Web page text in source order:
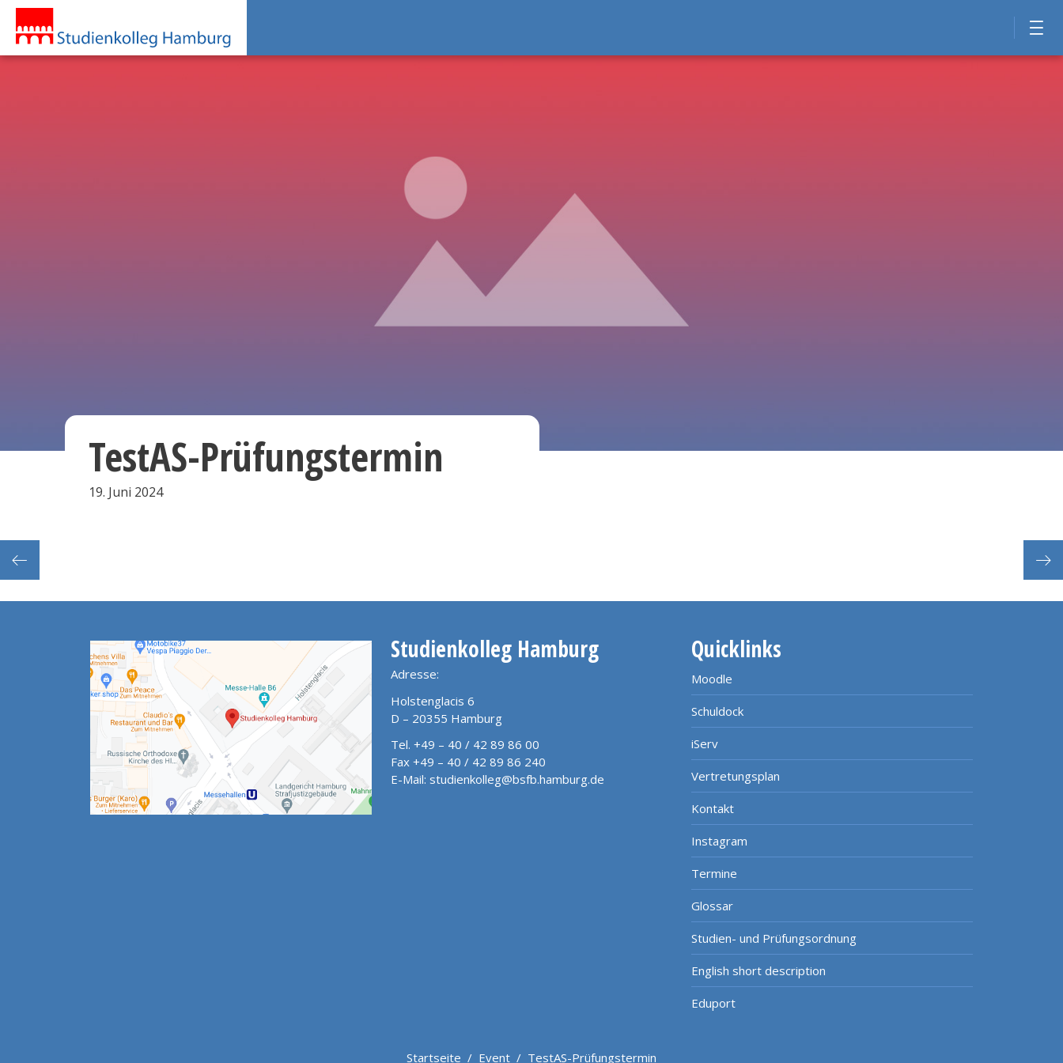
TestAS-Prüfungstermin
19. Juni 2024
Studienkolleg Hamburg
Adresse:
Holstenglacis 6
D – 20355 Hamburg
Tel. +49 – 40 / 42 89 86 00
Fax +49 – 40 / 42 89 86 240
E-Mail: studienkolleg@bsfb.hamburg.de
Quicklinks
Moodle
Schuldock
iServ
Vertretungsplan
Kontakt
Instagram
Termine
Glossar
Studien- und Prüfungsordnung
English short description
Eduport
Startseite / Event / TestAS-Prüfungstermin